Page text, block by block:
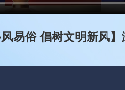
风易俗 倡树文明新风